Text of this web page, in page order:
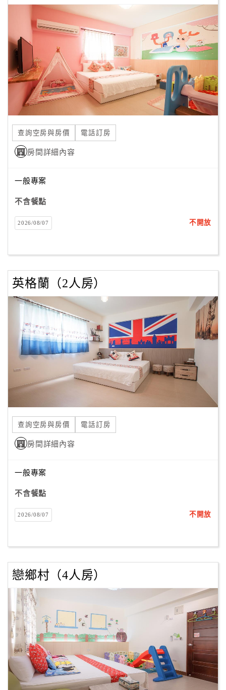
客
意
度
訂
單
管
理
員
戶
客
服
聯
單
Line
線
服
紅
利
查
訂
房
Q&A
旅
卡
訂
房
請
款
收
據
查詢空房與房價 電話訂房
房間詳細內容
一般專案
不含餐點
2026/08/07 不開放
英格蘭（2人房）
查詢空房與房價 電話訂房
房間詳細內容
一般專案
不含餐點
2026/08/07 不開放
戀鄉村（4人房）